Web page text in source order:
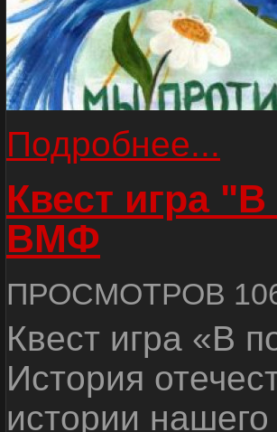
Подробнее...
Квест игра
ВМФ
ПРОСМОТРОВ
Квест игра «В
История
истории